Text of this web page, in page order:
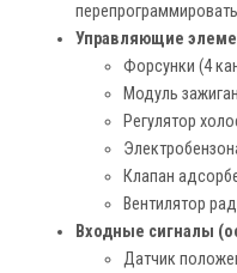
Управляющие
Форсунки (4
Модуль
Регулятор
Клапан
Вентилятор
Входные сигналы
Датчик